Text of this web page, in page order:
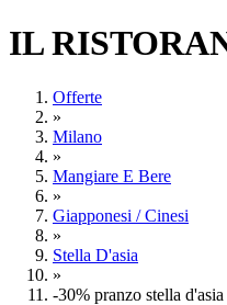
IL
Offerte
»
Milano
»
Mangiare E Bere
»
Giapponesi / Cinesi
»
Stella D'asia
»
-30% pranzo stella d'asia